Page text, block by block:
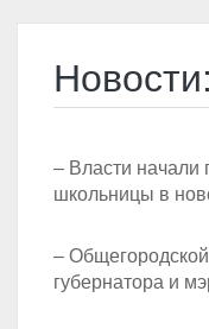
Новости:
– Власти начали
школьницы в
– Общегородской
губернатора и